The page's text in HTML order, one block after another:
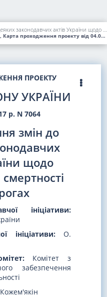
Про внесення змін до деяких законодавчих актів України щодо запобігання смертності на дорогах
Карта проходження проекту від 04.07.2018
ПРОЕКТУ
УКРАЇНИ
р. N 7064
змін до
щодо
ініціативи:
ініціативи:О.
Комітет з
забезпечення